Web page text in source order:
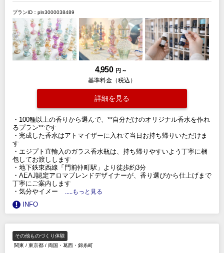
プランID：pln3000038489
4,950 円 ～
基準料金（税込）
詳細を見る
・100種以上の香りから選んで、**自分だけのオリジナル香水を作れ
るプラン**です
・完成した香水はアトマイザーに入れて当日お持ち帰りいただけま
す
・エジプト直輸入のガラス香水瓶は、持ち帰りやすいよう丁寧に梱
包してお渡しします
・地下鉄東西線「門前仲町駅」より徒歩約3分
・AEAJ認定アロマブレンドデザイナーが、香り選びから仕上げまで
丁寧にご案内します
・気分やイメー
.....もっと見る
INFO
その他ものづくり体験
関東 / 東京都 / 両国・葛西・錦糸町